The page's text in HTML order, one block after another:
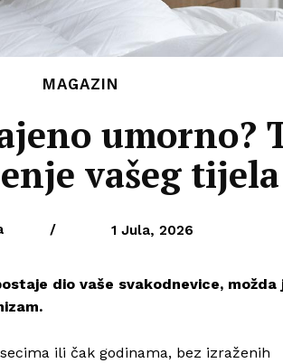
MAGAZIN
umorno?
vašeg tijela
/ 1 Jula, 2026
dio vaše svakodnevice, možda
ili čak godinama, bez izraženih